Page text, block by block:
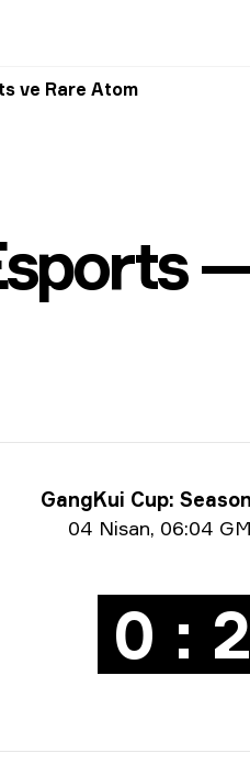
ve Rare Atom
Turnuva bilgisi
GangKui Cup:
Tarih bilgisi04 Nisan, 06:04
0 : 2